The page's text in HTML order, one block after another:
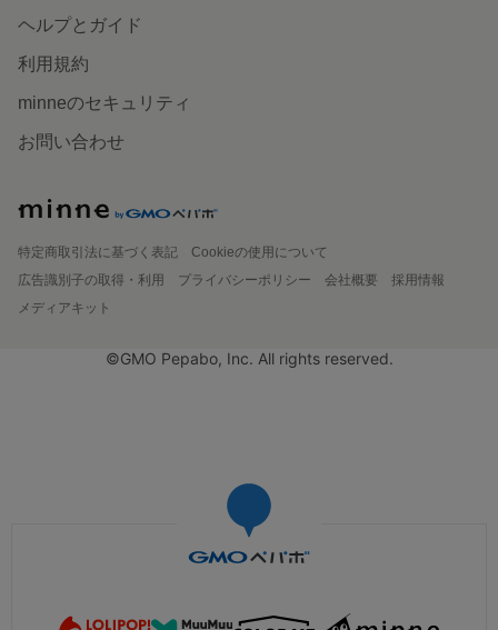
ヘルプとガイド
利用規約
minneのセキュリティ
お問い合わせ
特定商取引法に基づく表記
Cookieの使用について
広告識別子の取得・利用
プライバシーポリシー 会社概要
採用情報
メディアキット
©GMO Pepabo, Inc. All rights reserved.